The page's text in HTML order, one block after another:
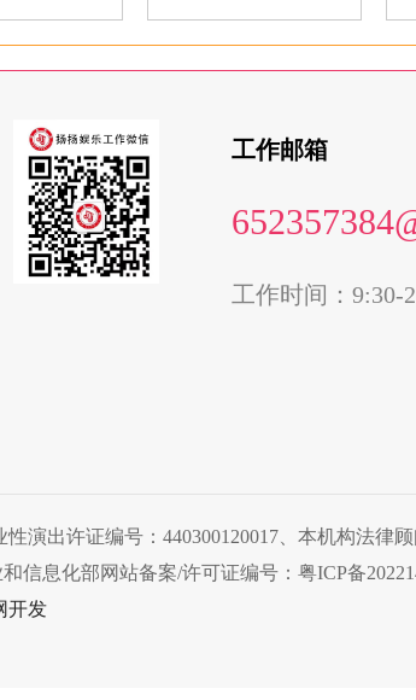
工作邮箱
工作时间：9:30-
演出许证编号：440300120017、本机构法律
信息化部网站备案/许可证编号：粤ICP备
开发